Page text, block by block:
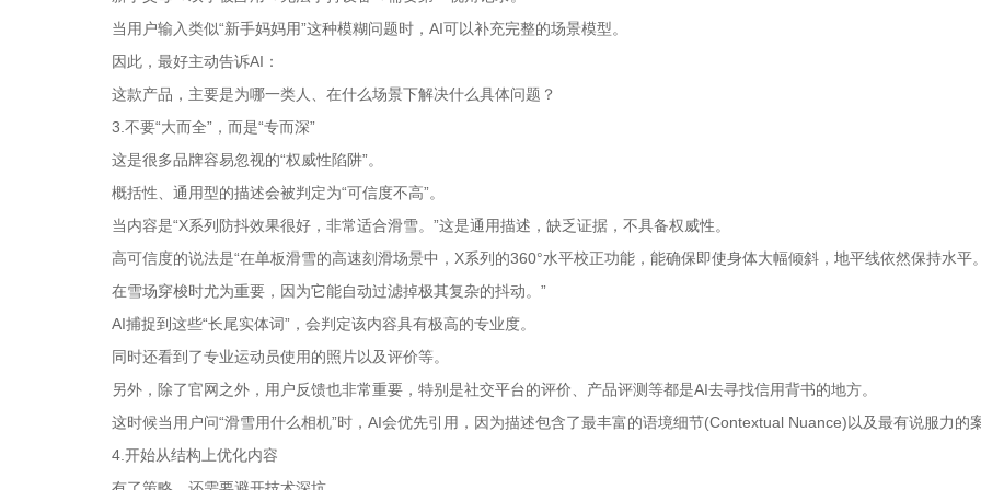
当用户输入类似“新手妈妈用”这种模糊问题时，AI可以补充完整的场景模型。
因此，最好主动告诉AI：
这款产品，主要是为哪一类人、在什么场景下解决什么具体问题？
3.不要“大而全”，而是“专而深”
这是很多品牌容易忽视的“权威性陷阱”。
概括性、通用型的描述会被判定为“可信度不高”。
当内容是“X系列防抖效果很好，非常适合滑雪。”这是通用描述，缺乏证据，不具备权威性。
高可信度的说法是“在单板滑雪的高速刻滑场景中，X系列的360°水平校正功能，能确保即使身体大幅倾斜，地平线依然保持水平
在雪场穿梭时尤为重要，因为它能自动过滤掉极其复杂的抖动。”
AI捕捉到这些“长尾实体词”，会判定该内容具有极高的专业度。
同时还看到了专业运动员使用的照片以及评价等。
另外，除了官网之外，用户反馈也非常重要，特别是社交平台的评价、产品评测等都是AI去寻找信用背书的地方。
这时候当用户问“滑雪用什么相机”时，AI会优先引用，因为描述包含了最丰富的语境细节(Contextual Nuance)以及最有说服力的案
4.开始从结构上优化内容